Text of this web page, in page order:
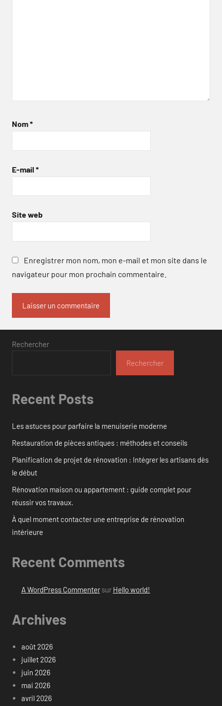
Nom*
E-mail *
Site web
Enregistrer mon nom, mon e-mail et mon site dans le
navigateur pour mon prochain commentaire.
Rechercher
Rechercher
Recent Posts
Les astuces pour parfaire la menuiserie moderne
Restauration de pièces antiques : méthodes et conseils
Planification de projet de rénovation : Intégrer les artisans dès
le début
Rénovation maison ou appartement : guide complet pour
réussir vos travaux.
À quel moment contacter une entreprise de rénovation
intérieure
Recent Comments
A WordPress Commentersur Hello world!
Archives
août 2026
juillet 2026
juin 2026
mai 2026
avril 2026